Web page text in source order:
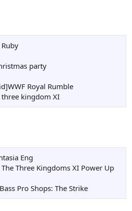
party
Royal Rumble
three kingdom XI
Eng
Three Kingdoms XI Power Up
Pro Shops: The Strike